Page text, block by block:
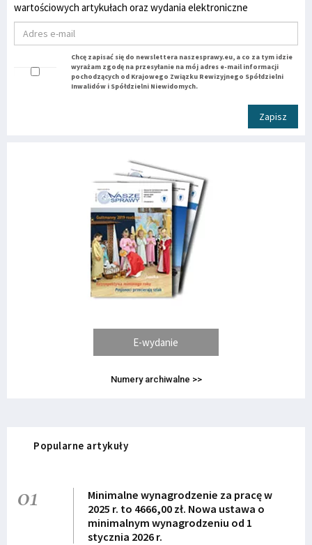
wartościowych artykułach oraz wydania elektroniczne
Chcę zapisać się do newslettera naszesprawy.eu, a co za tym idzie
wyrażam zgodę na przesyłanie na mój adres e-mail informacji
pochodzących od Krajowego Związku Rewizyjnego Spółdzielni
Inwalidów i Spółdzielni Niewidomych.
Zapisz
E-wydanie
Numery archiwalne >>
Popularne artykuły
01
Minimalne wynagrodzenie za pracę w
2025 r. to 4666,00 zł. Nowa ustawa o
minimalnym wynagrodzeniu od 1
stycznia 2026 r.